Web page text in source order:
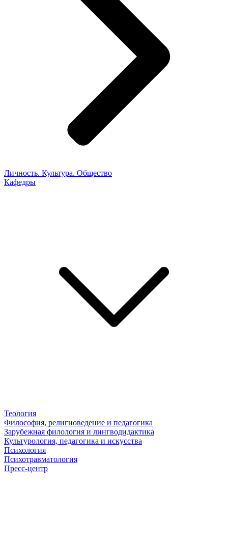
Личность. Культура. Общество
Кафедры
Теология
Философия, религиоведение и педагогика
Зарубежная филология и лингводидактика
Культурология, педагогика и искусства
Психология
Психотравматология
Пресс-центр